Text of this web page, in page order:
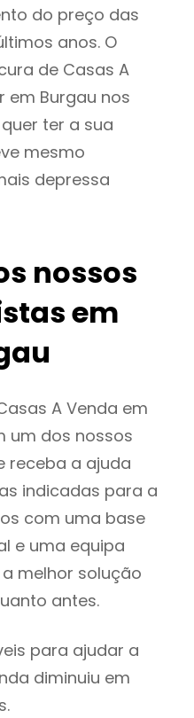
do preço das
anos. O
de Casas A
em Burgau nos
ter a sua
mesmo
depressa
nossos
em
A Venda em
um dos nossos
receba a ajuda
indicadas para a
com uma base
e uma equipa
melhor solução
antes.
para ajudar a
diminuiu em